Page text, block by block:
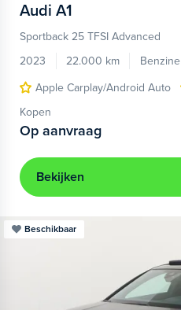
Audi A1
Sportback 25 TFSI Advanced
2023
22.000 km Benzine
Apple Carplay/Android Auto
Kopen
Op aanvraag
Bekijken
Beschikbaar